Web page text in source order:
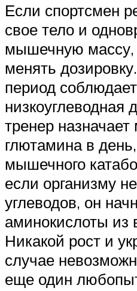
Если спортсмен
свое тело и
мышечную массу,
менять
период
низкоуглеводная
тренер
глютамина в
мышечного
если организму
углеводов, он
аминокислоты
Никакой рост и
случае
еще один